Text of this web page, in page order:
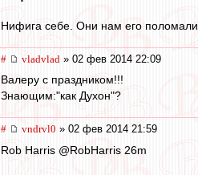
Нифига себе. Они нам его
# vladvlad » 02 фев 2014 22:09
Валеру с праздником!!!
Знающим:"как Духон"?
# vndrvl0 » 02 фев 2014 21:59
Rob Harris ‏@RobHarris 26m